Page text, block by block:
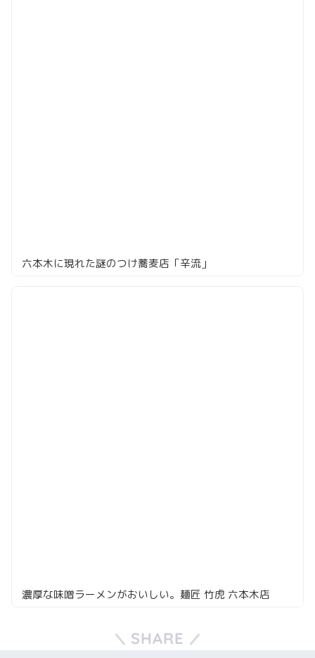
六本木に現れた謎のつけ蕎麦店「辛流」
濃厚な味噌ラーメンがおいしい。麺匠 竹虎 六本木店
SHARE